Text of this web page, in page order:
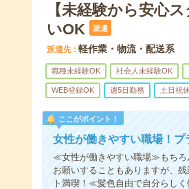
【未経験から安心
いOK
派遣
派遣先 軽作業・物流・配送系
職種未経験OK 社会人未経験OK
WEB登録OK 週5日勤務 土日祝休
ここがポイント！
女性が働きやすい職場！プ
≪女性が働きやすい職場≫もちろ
お願いすることもありますが、
ト満喫！≪髪色自由で自分らし